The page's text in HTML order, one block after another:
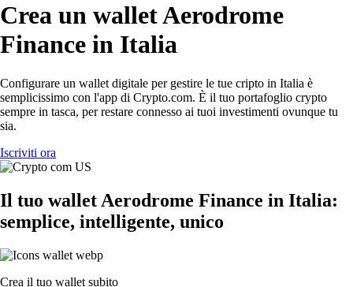
Crea un wallet Aerodrome
Finance in Italia
Configurare un wallet digitale per gestire le tue cripto in Italia è
semplicissimo con l'app di Crypto.com. È il tuo portafoglio crypto
sempre in tasca, per restare connesso ai tuoi investimenti ovunque tu
sia.
Iscriviti ora
Il tuo wallet Aerodrome Finance in Italia:
semplice, intelligente, unico
Crea il tuo wallet subito